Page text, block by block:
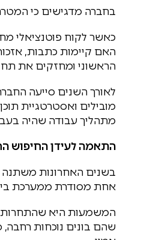
בחברה מדגישים כי
כאשר לקוח פוטנציאלי
האם קיימות כתבות,
הראשוני ומחזקים את
לאורך השנים סייעה
מובילים ואסטרטגיית
מתהליך עבודה שהיה
התאמה לעידן החיפוש
בשנים האחרונות
אחת מסודרת ממערכת
המשמעות היא שהתחרות